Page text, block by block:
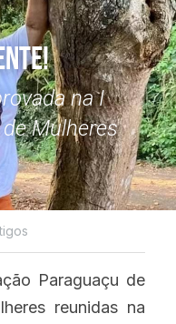
na I
Mulheres
Paraguaçu de
reunidas na